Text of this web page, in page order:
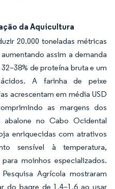
da Aquicultura
20.000 toneladas métricas
assim a demanda
de proteína bruta e um
A farinha de peixe
acrescentam em média USD
as margens dos
no Cabo Ocidental
enriquecidas com atrativos
sensível à temperatura,
moinhos especializados.
Agrícola mostraram
do bagre de 1,4–1,6 ao usar